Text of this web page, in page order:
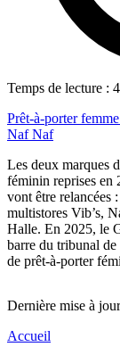
Temps de lecture :
Prêt-à-porter
Naf Naf
Les deux marques
féminin reprises en
vont être relancées
multistores Vib’s,
Halle. En 2025, le
barre du tribunal de
de prêt-à-porter
Dernière mise à
Accueil